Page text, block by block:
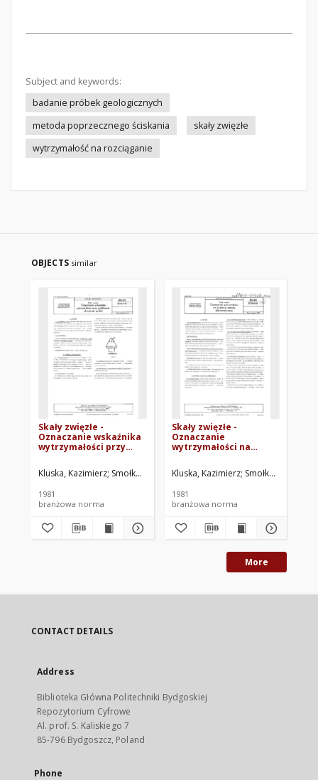
Subject and keywords:
badanie próbek geologicznych
metoda poprzecznego ściskania
skały zwięzłe
wytrzymałość na rozciąganie
OBJECTS similar
Skały zwięzłe -
Oznaczanie wskaźnika
wytrzymałości przy
próbki BN-80/8704-15
Kluska, Kazimierz Smołka, Jerzy Główny Instytut Górnictwa. Oprac.
1981
branżowa norma
Skały zwięzłe -
Oznaczanie
wytrzymałości na
sklerometryczną BN-
80/8704-16
Kluska, Kazimierz Smołka, Jerzy
1981
branżowa norma
More
CONTACT DETAILS
Address
Biblioteka Główna Politechniki Bydgoskiej
Repozytorium Cyfrowe
Al. prof. S. Kaliskiego 7
85-796 Bydgoszcz, Poland
Phone